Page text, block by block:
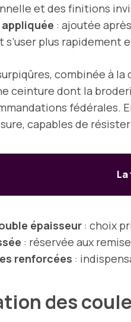
et des finitions
: ajoutée
s’user plus rapidement
combinée à
ceinture dont la
fédérales.
capables de
épaisseur : choix
: réservée aux
renforcées :
des